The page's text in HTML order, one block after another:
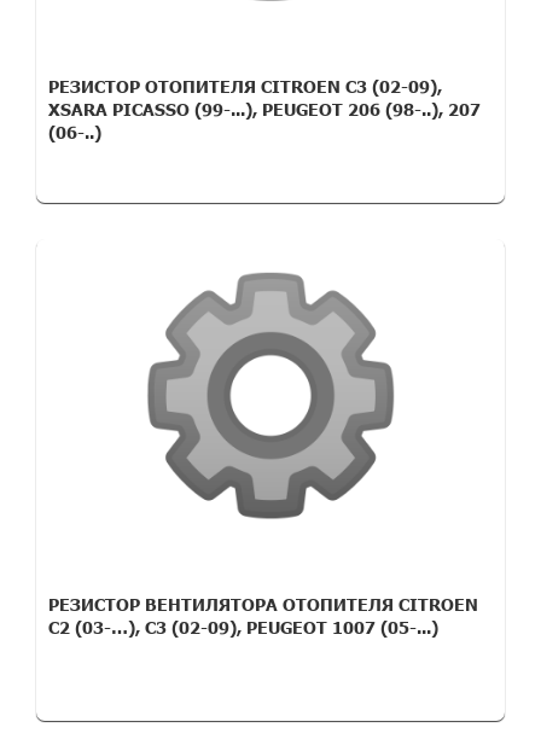
РЕЗИСТОР ОТОПИТЕЛЯ CITROEN C3 (02-09),
XSARA PICASSO (99-...), PEUGEOT 206 (98-..), 207
(06-..)
РЕЗИСТОР ВЕНТИЛЯТОРА ОТОПИТЕЛЯ CITROEN
C2 (03-…), C3 (02-09), PEUGEOT 1007 (05-...)